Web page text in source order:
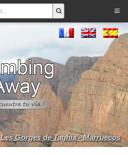
Les Gorges de Taghia - Marruecos